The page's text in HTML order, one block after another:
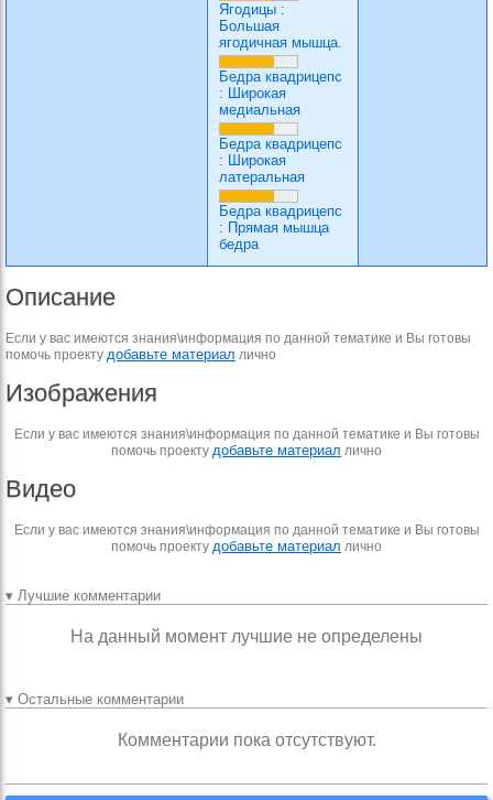
Ягодицы :
Большая
ягодичная мышца.
Бедра квадрицепс
: Широкая
медиальная
Бедра квадрицепс
: Широкая
латеральная
Бедра квадрицепс
: Прямая мышца
бедра
Описание
Если у вас имеются знания\информация по данной тематике и Вы готовы
помочь проекту добавьте материал лично
Изображения
Если у вас имеются знания\информация по данной тематике и Вы готовы
помочь проекту добавьте материал лично
Видео
Если у вас имеются знания\информация по данной тематике и Вы готовы
помочь проекту добавьте материал лично
▾ Лучшие комментарии
На данный момент лучшие не определены
▾ Остальные комментарии
Комментарии пока отсутствуют.